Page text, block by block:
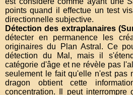
points quand il effectue un test
directionnelle subjective.
Détection des extraplanaires
détecter en permanence les
originaires du Plan Astral. Ce
détection du Mal, mais il
catégorie d'âge et ne révèle pas
seulement le fait qu'elle n'est pas
dragon obtient cette
concentration. Il peut interrompre